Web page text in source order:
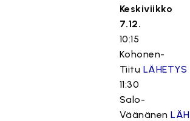
Keskiviikko
7.12.
10:15
Kohonen-
Tiitu LÄHETYS
11:30
Salo-
Väänänen